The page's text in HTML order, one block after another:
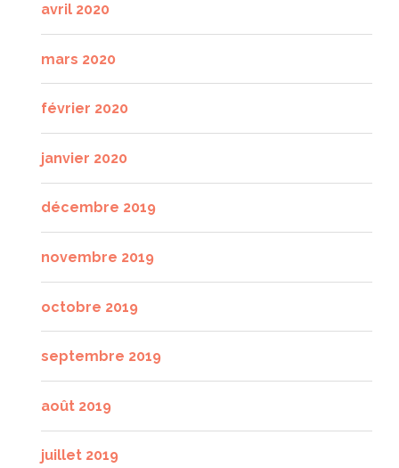
avril 2020
mars 2020
février 2020
janvier 2020
décembre 2019
novembre 2019
octobre 2019
septembre 2019
août 2019
juillet 2019